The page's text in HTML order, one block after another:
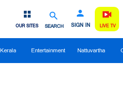
SEARCH SIGN IN
OUR SITES LIVE TV
Kerala Entertainment Nattuvartha